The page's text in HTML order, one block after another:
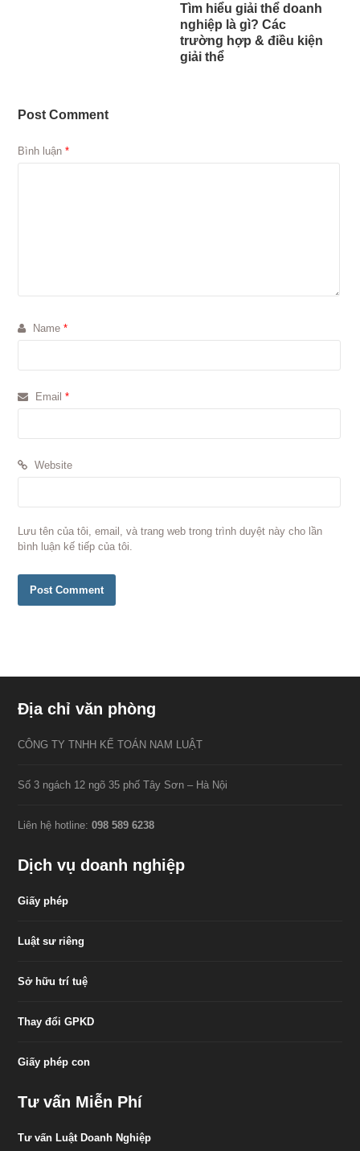
Tìm hiểu giải thể doanh
nghiệp là gì? Các
trường hợp & điều kiện
giải thể
Post Comment
Bình luận*
Name*
Email*
Website
Lưu tên của tôi, email, và trang web trong trình duyệt này cho lần
bình luận kế tiếp của tôi.
Địa chỉ văn phòng
CÔNG TY TNHH KẾ TOÁN NAM LUẬT
Số 3 ngách 12 ngõ 35 phố Tây Sơn – Hà Nội
Liên hệ hotline:098 589 6238
Dịch vụ doanh nghiệp
Giấy phép
Luật sư riêng
Sở hữu trí tuệ
Thay đổi GPKD
Giấy phép con
Tư vấn Miễn Phí
Tư vấn Luật Doanh Nghiệp